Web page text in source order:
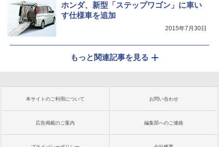
ホンダ、新型「ステップワゴン」に車い
す仕様車を追加
2015年7月30日
もっと関連記事を見る
本サイトのご利用について お問い合わせ
広告掲載のご案内 編集部へのご連絡